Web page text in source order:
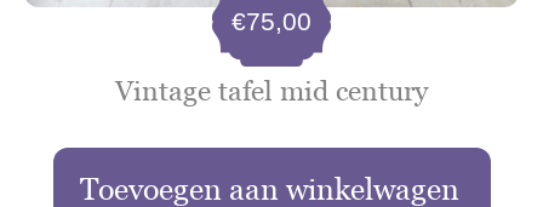
Vintage tafel mid century
€75,00
Toevoegen aan winkelwagen